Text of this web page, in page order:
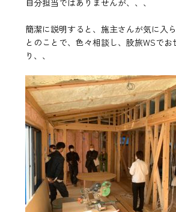
自分担当ではありませんが、、、
簡潔に説明すると、施主さんが気に入
とのことで、色々相談し、股旅WSで
り、、